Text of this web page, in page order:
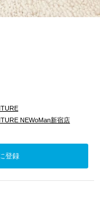
NEWoMan新宿店
登録